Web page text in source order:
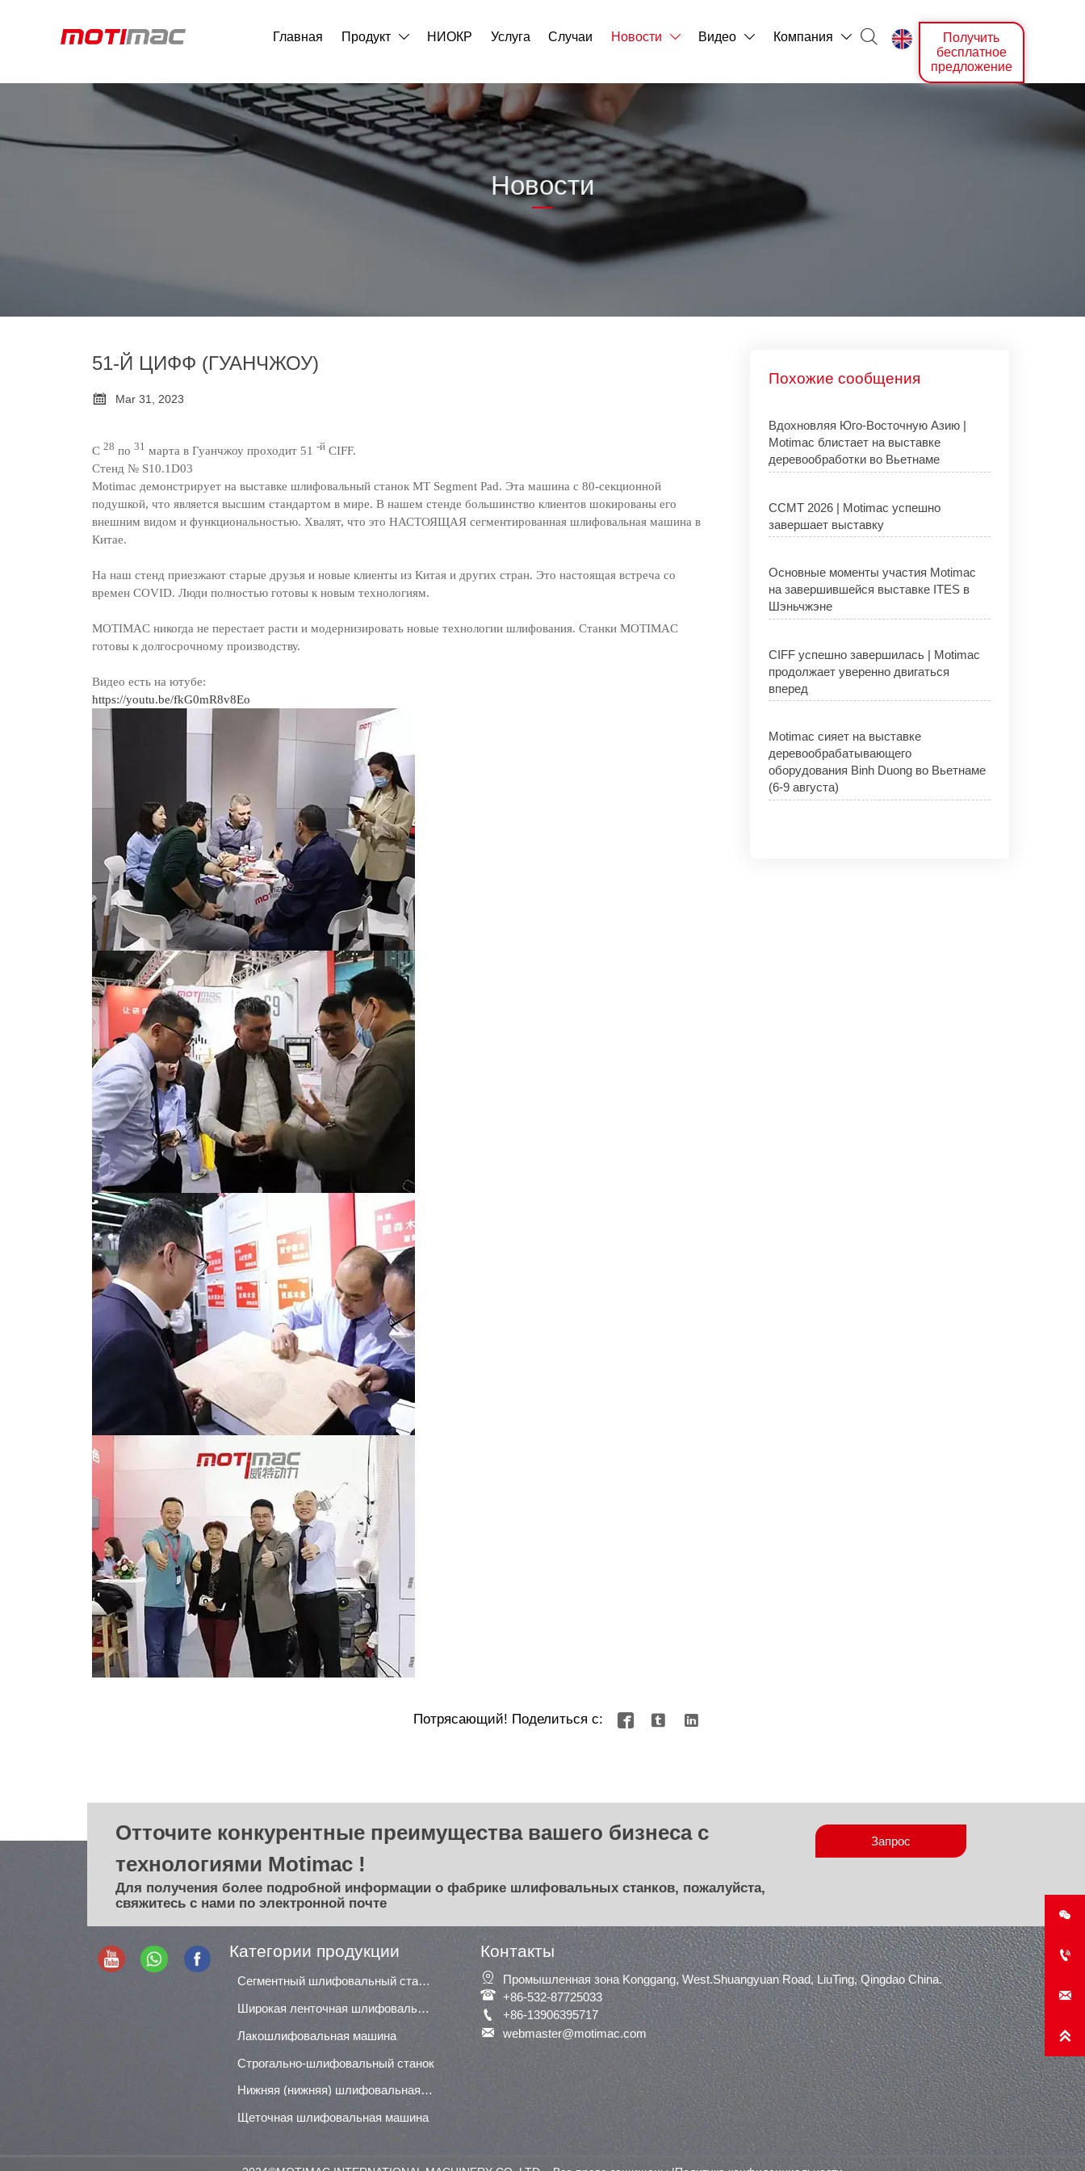
Главная Продукт  НИОКР Услуга Случаи Новости  Видео  Компания   
Получить
бесплатное
предложение
Новости
51-Й ЦИФФ (ГУАНЧЖОУ)
 Mar 31, 2023
С28 по31 марта в Гуанчжоу проходит 51-й CIFF.
Стенд № S10.1D03
Motimac демонстрирует на выставке шлифовальный станок MT Segment Pad. Эта машина с 80-секционной
подушкой, что является высшим стандартом в мире. В нашем стенде большинство клиентов шокированы его
внешним видом и функциональностью. Хвалят, что это НАСТОЯЩАЯ сегментированная шлифовальная машина в
Китае.
На наш стенд приезжают старые друзья и новые клиенты из Китая и других стран. Это настоящая встреча со
времен COVID. Люди полностью готовы к новым технологиям.
MOTIMAC никогда не перестает расти и модернизировать новые технологии шлифования. Станки MOTIMAC
готовы к долгосрочному производству.
Видео есть на ютубе:
https://youtu.be/fkG0mR8v8Eo
Потрясающий! Поделиться с:   
Похожие сообщения
Вдохновляя Юго-Восточную Азию |
Motimac блистает на выставке
деревообработки во Вьетнаме
CCMT 2026 | Motimac успешно
завершает выставку
Основные моменты участия Motimac
на завершившейся выставке ITES в
Шэньчжэне
CIFF успешно завершилась | Motimac
продолжает уверенно двигаться
вперед
Motimac сияет на выставке
деревообрабатывающего
оборудования Binh Duong во Вьетнаме
(6-9 августа)
Отточите конкурентные преимущества вашего бизнеса с
технологиями Motimac !
Для получения более подробной информации о фабрике шлифовальных станков, пожалуйста,
свяжитесь с нами по электронной почте
Запрос
Категории продукции
Сегментный шлифовальный станок
Широкая ленточная шлифовальная машина / шлифовальная машина
Лакошлифовальная машина
Строгально-шлифовальный станок
Нижняя (нижняя) шлифовальная машина
Щеточная шлифовальная машина
Контакты
 Промышленная зона Konggang, West.Shuangyuan Road, LiuTing, Qingdao China.
 +86-532-87725033
 +86-13906395717
 webmaster@motimac.com



